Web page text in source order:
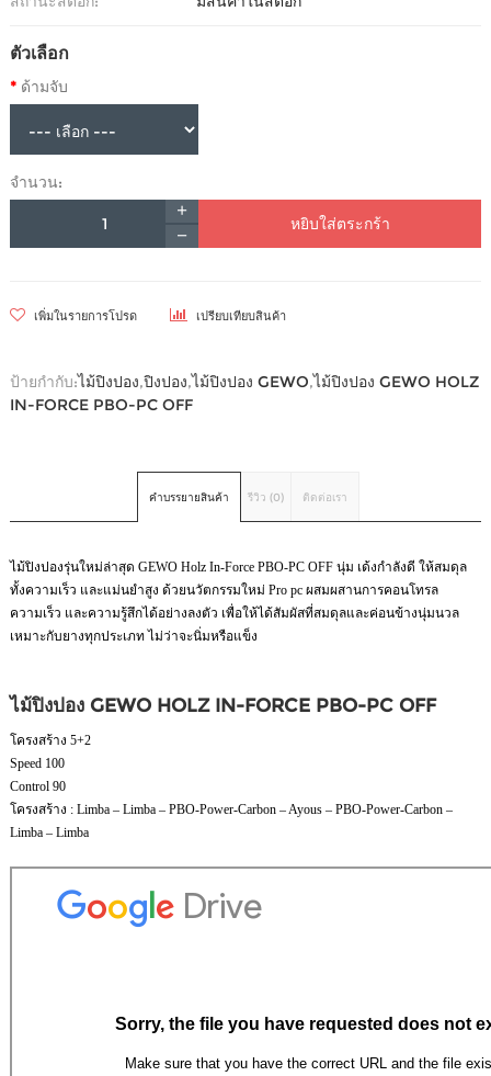
ตัวเลือก
ด้ามจับ
จำนวน:
หยิบใส่ตระกร้า
เพิ่มในรายการโปรด เปรียบเทียบสินค้า
ป้ายกำกับ:ไม้ปิงปอง,ปิงปอง,ไม้ปิงปอง GEWO,ไม้ปิงปอง GEWO HOLZ
IN-FORCE PBO-PC OFF
คำบรรยายสินค้า รีวิว (0) ติดต่อเรา
ไม้ปิงปองรุ่นใหม่ล่าสุด GEWO Holz In-Force PBO-PC OFF นุ่ม เด้งกำลังดี ให้สมดุล
ทั้งความเร็ว และแม่นยำสูง ด้วยนวัตกรรมใหม่ Pro pc ผสมผสานการคอนโทรล
ความเร็ว และความรู้สึกได้อย่างลงตัว เพื่อให้ได้สัมผัสที่สมดุลและค่อนข้างนุ่มนวล
เหมาะกับยางทุกประเภท ไม่ว่าจะนิ่มหรือแข็ง
ไม้ปิงปอง GEWO HOLZ IN-FORCE PBO-PC OFF
โครงสร้าง 5+2
Speed 100
Control 90
โครงสร้าง : Limba – Limba – PBO-Power-Carbon – Ayous – PBO-Power-Carbon –
Limba – Limba